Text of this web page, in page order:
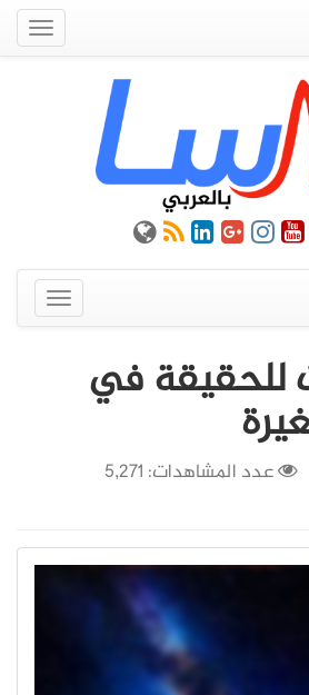
عرض
القائمة
للحقيقة في
عدد المشاهدات: 5,271